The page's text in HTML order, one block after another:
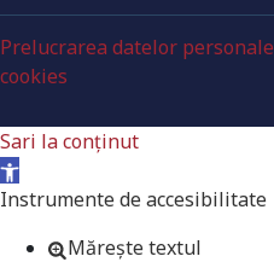
Prelucrarea datelor personale
cookies
Sari la conținut
Deschide bara de unelte
Instrumente de accesibilitate
Mărește textul